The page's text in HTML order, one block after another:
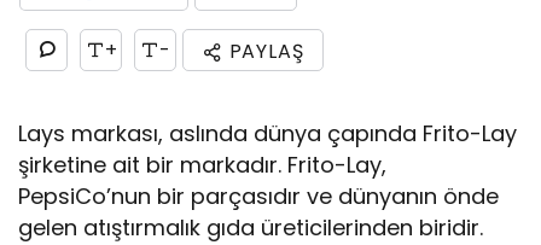
+ - PAYLAŞ
Lays markası, aslında dünya çapında Frito-Lay
şirketine ait bir markadır. Frito-Lay,
PepsiCo’nun bir parçasıdır ve dünyanın önde
gelen atıştırmalık gıda üreticilerinden biridir.